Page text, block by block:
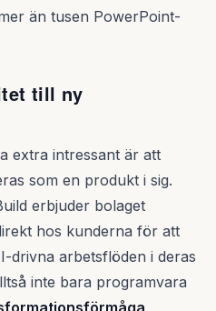
än tusen PowerPoint-
till ny
extra intressant är att
som en produkt i sig.
erbjuder bolaget
hos kunderna för att
drivna arbetsflöden i deras
inte bara programvara
.